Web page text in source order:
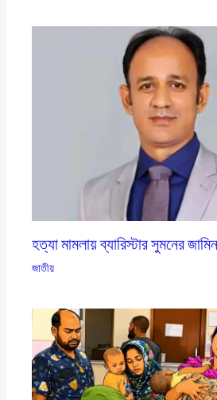
হত্যা মামলায় ব্যারিস্টার সুমনের
জাতীয়